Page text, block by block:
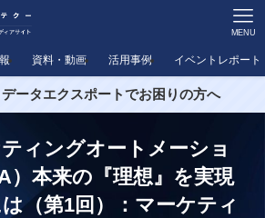
MENU
資料・動画 活用事例 イベントレポート
ータエクスポートでお困りの方へ
ィングオートメーショ
）本来の『理想』を実現
（第1回）：マーケティ